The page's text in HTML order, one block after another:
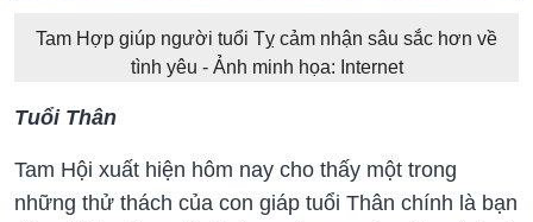
Tam Hợp giúp người tuổi Tỵ cảm nhận sâu sắc hơn về
tình yêu - Ảnh minh họa: Internet
Tuổi Thân
Tam Hội xuất hiện hôm nay cho thấy một trong
những thử thách của con giáp tuổi Thân chính là bạn